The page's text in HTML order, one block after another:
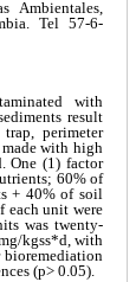
Ambientales,
Tel 57-6-
with
result
perimeter
with high
One (1) factor
60% of
+ 40% of soil
each unit were
was twenty-
kgss*d, with
bioremediation
(p> 0.05).